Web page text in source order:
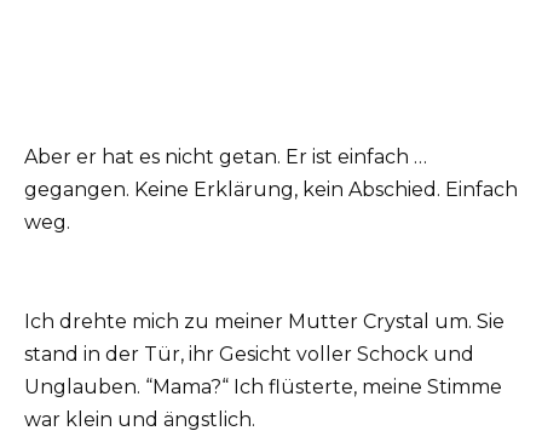
Aber er hat es nicht getan. Er ist einfach …
gegangen. Keine Erklärung, kein Abschied. Einfach
weg.
Ich drehte mich zu meiner Mutter Crystal um. Sie
stand in der Tür, ihr Gesicht voller Schock und
Unglauben. “Mama?“ Ich flüsterte, meine Stimme
war klein und ängstlich.